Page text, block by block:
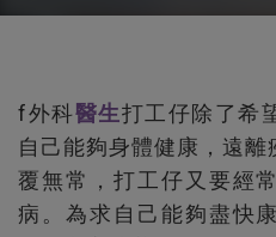
f外科醫生打工仔除了希
自己能夠身體健康，遠
覆無常，打工仔又要經
病。為求自己能夠盡快